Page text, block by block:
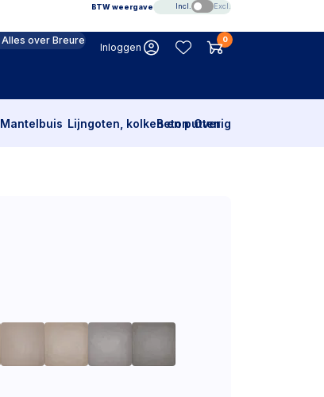
BTW weergave Incl. Excl.
Alles over Breure
Inloggen
0
Mantelbuis Lijngoten, kolken en putten
Beton Overig